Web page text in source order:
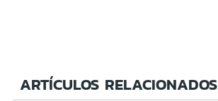
ARTÍCULOS RELACIONADOS